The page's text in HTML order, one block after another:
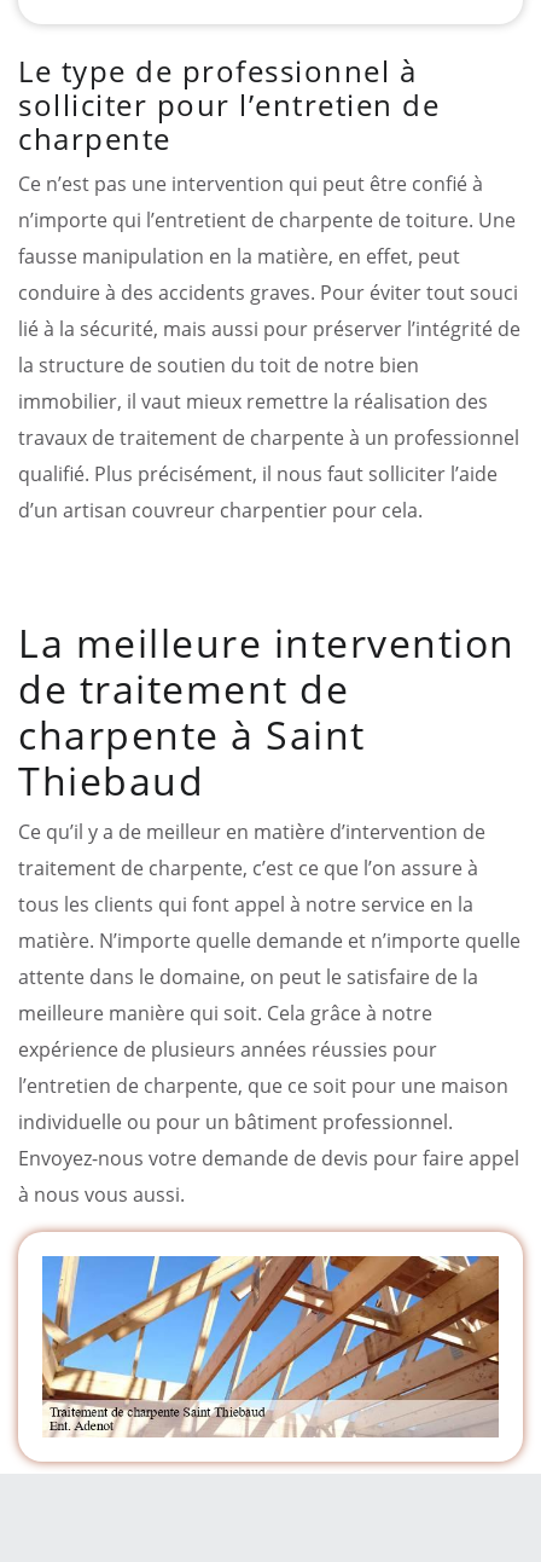
Le type de professionnel à
solliciter pour l’entretien de
charpente
Ce n’est pas une intervention qui peut être confié à
n’importe qui l’entretient de charpente de toiture. Une
fausse manipulation en la matière, en effet, peut
conduire à des accidents graves. Pour éviter tout souci
lié à la sécurité, mais aussi pour préserver l’intégrité de
la structure de soutien du toit de notre bien
immobilier, il vaut mieux remettre la réalisation des
travaux de traitement de charpente à un professionnel
qualifié. Plus précisément, il nous faut solliciter l’aide
d’un artisan couvreur charpentier pour cela.
La meilleure intervention
de traitement de
charpente à Saint
Thiebaud
Ce qu’il y a de meilleur en matière d’intervention de
traitement de charpente, c’est ce que l’on assure à
tous les clients qui font appel à notre service en la
matière. N’importe quelle demande et n’importe quelle
attente dans le domaine, on peut le satisfaire de la
meilleure manière qui soit. Cela grâce à notre
expérience de plusieurs années réussies pour
l’entretien de charpente, que ce soit pour une maison
individuelle ou pour un bâtiment professionnel.
Envoyez-nous votre demande de devis pour faire appel
à nous vous aussi.